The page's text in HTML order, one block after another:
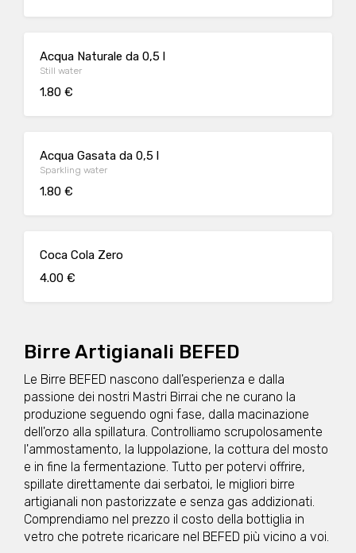
Acqua Naturale da 0,5 l
Still water
1.80 €
Acqua Gasata da 0,5 l
Sparkling water
1.80 €
Coca Cola Zero
4.00 €
Birre Artigianali BEFED
Le Birre BEFED nascono dall'esperienza e dalla
passione dei nostri Mastri Birrai che ne curano la
produzione seguendo ogni fase, dalla macinazione
dell'orzo alla spillatura. Controlliamo scrupolosamente
l'ammostamento, la luppolazione, la cottura del mosto
e in fine la fermentazione. Tutto per potervi offrire,
spillate direttamente dai serbatoi, le migliori birre
artigianali non pastorizzate e senza gas addizionati.
Comprendiamo nel prezzo il costo della bottiglia in
vetro che potrete ricaricare nel BEFED più vicino a voi.